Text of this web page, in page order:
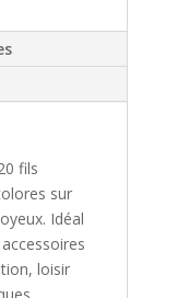
fils
sur
Idéal
loisir